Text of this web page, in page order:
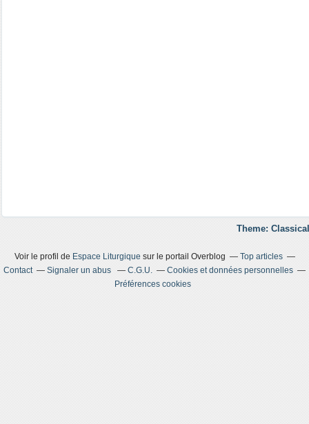
Theme:
Voir le profil de Espace Liturgiquesur le portail Overblog
Top articles
Contact
Signaler un abus C.G.U.
Cookies et données personnelles
Préférences cookies